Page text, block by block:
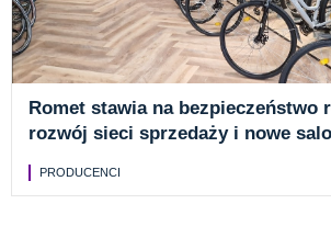
Romet stawia na bezpieczeństwo
rozwój sieci sprzedaży i nowe
PRODUCENCI